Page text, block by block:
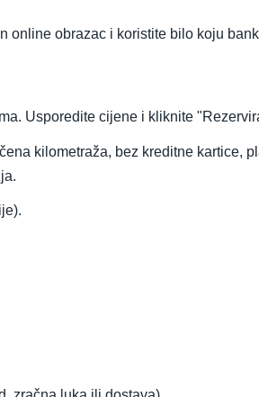
obrazac i koristite bilo koju
Usporedite cijene i kliknite
kilometraža, bez kreditne kartice,